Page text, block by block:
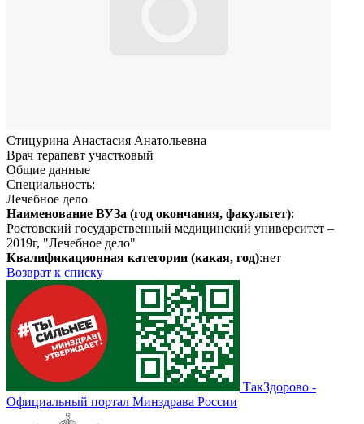
Стицурина Анастасия Анатольевна
Врач терапевт участковый
Общие данные
Специальность:
Лечебное дело
Наименование ВУЗа (год окончания, факультет):
Ростовский государственный медицинский университет –
2019г, "Лечебное дело"
Квалификационная категории (какая, год):нет
Возврат к списку
ТакЗдорово -
Официальный портал Минздрава России